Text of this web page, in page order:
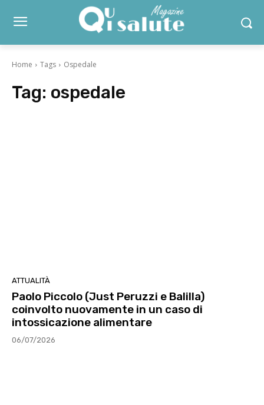
Home Tags Ospedale
Tag: ospedale
ATTUALITÀ
Paolo Piccolo (Just Peruzzi e Balilla)
coinvolto nuovamente in un caso di
intossicazione alimentare
06/07/2026